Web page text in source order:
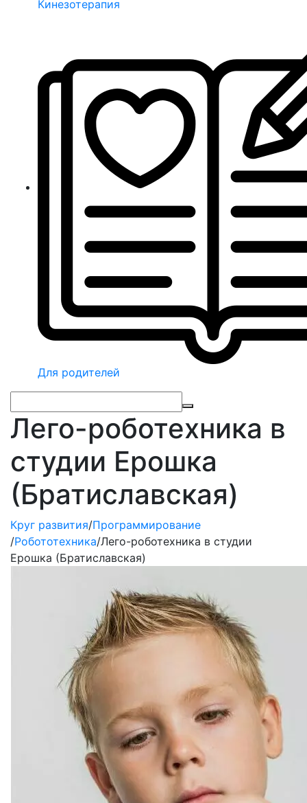
Кинезотерапия
Для родителей
Лего-роботехника в
студии Ерошка
(Братиславская)
Круг развития/Программирование
/Робототехника/Лего-роботехника в студии
Ерошка (Братиславская)